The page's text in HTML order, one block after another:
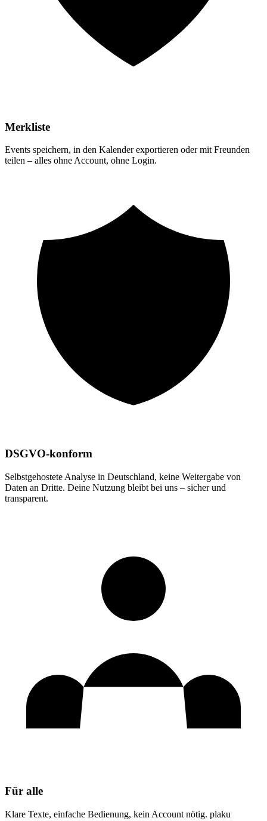
Merkliste
Events speichern, in den Kalender exportieren oder mit Freunden
teilen – alles ohne Account, ohne Login.
DSGVO-konform
Selbstgehostete Analyse in Deutschland, keine Weitergabe von
Daten an Dritte. Deine Nutzung bleibt bei uns – sicher und
transparent.
Für alle
Klare Texte, einfache Bedienung, kein Account nötig. plaku